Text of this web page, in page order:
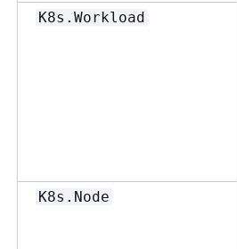
K8s.Workload
K8s.Node